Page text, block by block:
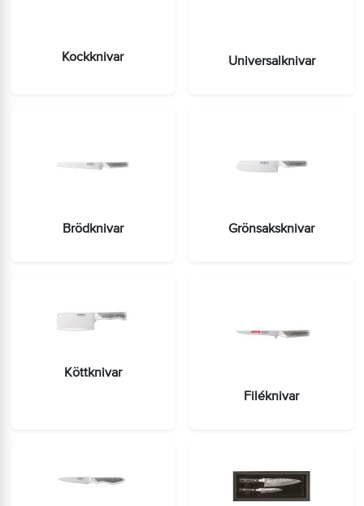
Kockknivar Universalknivar
Brödknivar Grönsaksknivar
Köttknivar
Filéknivar